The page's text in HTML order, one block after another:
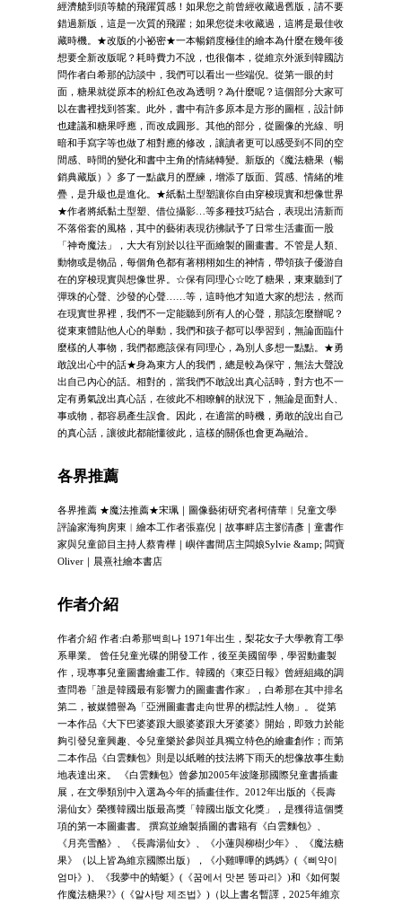
經濟艙到頭等艙的飛躍質感！如果您之前曾經收藏過舊版，請不要
錯過新版，這是一次質的飛躍；如果您從未收藏過，這將是最佳收
藏時機。★改版的小祕密★一本暢銷度極佳的繪本為什麼在幾年後
想要全新改版呢？耗時費力不說，也很傷本，從維京外派到韓國訪
問作者白希那的訪談中，我們可以看出一些端倪。從第一眼的封
面，糖果就從原本的粉紅色改為透明？為什麼呢？這個部分大家可
以在書裡找到答案。此外，書中有許多原本是方形的圖框，設計師
也建議和糖果呼應，而改成圓形。其他的部分，從圖像的光線、明
暗和手寫字等也做了相對應的修改，讓讀者更可以感受到不同的空
間感、時間的變化和書中主角的情緒轉變。新版的《魔法糖果（暢
銷典藏版）》多了一點歲月的歷練，增添了版面、質感、情緒的堆
疊，是升級也是進化。★紙黏土型塑讓你自由穿梭現實和想像世界
★作者將紙黏土型塑、借位攝影…等多種技巧結合，表現出清新而
不落俗套的風格，其中的藝術表現彷彿賦予了日常生活畫面一股
「神奇魔法」，大大有別於以往平面繪製的圖畫書。不管是人類、
動物或是物品，每個角色都有著栩栩如生的神情，帶領孩子優游自
在的穿梭現實與想像世界。☆保有同理心☆吃了糖果，東東聽到了
彈珠的心聲、沙發的心聲……等，這時他才知道大家的想法，然而
在現實世界裡，我們不一定能聽到所有人的心聲，那該怎麼辦呢？
從東東體貼他人心的舉動，我們和孩子都可以學習到，無論面臨什
麼樣的人事物，我們都應該保有同理心，為別人多想一點點。★勇
敢說出心中的話★身為東方人的我們，總是較為保守，無法大聲說
出自己內心的話。相對的，當我們不敢說出真心話時，對方也不一
定有勇氣說出真心話，在彼此不相瞭解的狀況下，無論是面對人、
事或物，都容易產生誤會。因此，在適當的時機，勇敢的說出自己
的真心話，讓彼此都能懂彼此，這樣的關係也會更為融洽。
各界推薦
各界推薦 ★魔法推薦★宋珮｜圖像藝術研究者柯倩華︱兒童文學
評論家海狗房東︱繪本工作者張嘉倪｜故事畔店主劉清彥｜童書作
家與兒童節目主持人蔡青樺｜嶼伴書間店主闆娘Sylvie &amp; 闆寶
Oliver｜晨熹社繪本書店
作者介紹
作者介紹 作者:白希那백희나 1971年出生，梨花女子大學教育工學
系畢業。 曾任兒童光碟的開發工作，後至美國留學，學習動畫製
作，現專事兒童圖書繪畫工作。韓國的《東亞日報》曾經組織的調
查問卷「誰是韓國最有影響力的圖畫書作家」，白希那在其中排名
第二，被媒體譽為「亞洲圖畫書走向世界的標誌性人物」。 從第
一本作品《大下巴婆婆跟大眼婆婆跟大牙婆婆》開始，即致力於能
夠引發兒童興趣、令兒童樂於參與並具獨立特色的繪畫創作；而第
二本作品《白雲麵包》則是以紙雕的技法將下雨天的想像故事生動
地表達出來。 《白雲麵包》曾參加2005年波隆那國際兒童書插畫
展，在文學類別中入選為今年的插畫佳作。2012年出版的《長壽
湯仙女》榮獲韓國出版最高獎「韓國出版文化獎」，是獲得這個獎
項的第一本圖畫書。 撰寫並繪製插圖的書籍有《白雲麵包》、
《月亮雪酪》、《長壽湯仙女》、《小蓮與柳樹少年》、《魔法糖
果》（以上皆為維京國際出版），《小雞嗶嗶的媽媽》(《삐약이
엄마》)、《我夢中的蜻蜓》(《꿈에서 맛본 똥파리》)和《如何製
作魔法糖果?》(《알사탕 제조법》)（以上書名暫譯，2025年維京